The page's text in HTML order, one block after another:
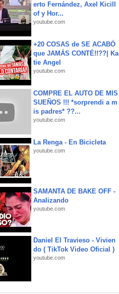
erto Fernández, Axel Kicill
of y Hor...
youtube.com
+20 COSAS de SE ACABÓ
que JAMÁS CONTÉ!!??| Ka
tie Angel
youtube.com
COMPRE EL AUTO DE MIS
SUEÑOS !!! *sorprendi a m
is padres* ??...
youtube.com
La Renga - En Bicicleta
youtube.com
SAMANTA DE BAKE OFF -
Analizando
youtube.com
Daniel El Travieso - Vivien
do ( TikTok Video Oficial )
youtube.com